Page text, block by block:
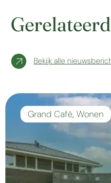
Bekijk alle
Grand Café,Wonen